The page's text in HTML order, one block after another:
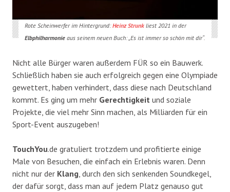
Rote Scheinwerfer im Hintergrund:Heinz Strunkliest 2021 in der
Elbphilharmonieaus seinem neuen Buch: „Es ist immer so schön mit dir“.
Nicht alle Bürger waren außerdem FÜR so ein Bauwerk.
Schließlich haben sie auch erfolgreich gegen eine Olympiade
gewettert, haben verhindert, dass diese nach Deutschland
kommt. Es ging um mehr Gerechtigkeit und soziale
Projekte, die viel mehr Sinn machen, als Milliarden für ein
Sport-Event auszugeben!
TouchYou.de gratuliert trotzdem und profitierte einige
Male von Besuchen, die einfach ein Erlebnis waren. Denn
nicht nur der Klang, durch den sich senkenden Soundkegel,
der dafür sorgt, dass man auf jedem Platz genauso gut